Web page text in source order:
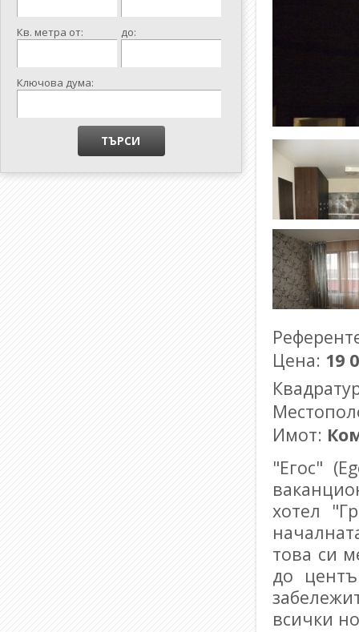
Кв. метра от: до:
Ключова дума:
Цена: 19
Имот:
"Егос"
хотел
това си
до
всички